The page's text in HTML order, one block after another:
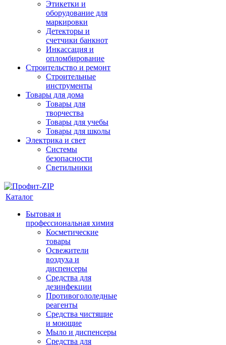
Этикетки и
оборудование для
маркировки
Детекторы и
счетчики банкнот
Инкассация и
опломбирование
Строительство и ремонт
Строительные
инструменты
Товары для дома
Товары для
творчества
Товары для учебы
Товары для школы
Электрика и свет
Системы
безопасности
Светильники
Каталог
Бытовая и
профессиональная химия
Косметические
товары
Освежители
воздуха и
диспенсеры
Средства для
дезинфекции
Противогололедные
реагенты
Средства чистящие
и моющие
Мыло и диспенсеры
Средства для